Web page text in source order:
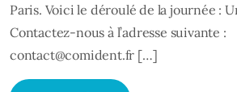
Paris. Voici le déroulé de la journée :
Contactez-nous à l’adresse suivante :
contact@comident.fr […]